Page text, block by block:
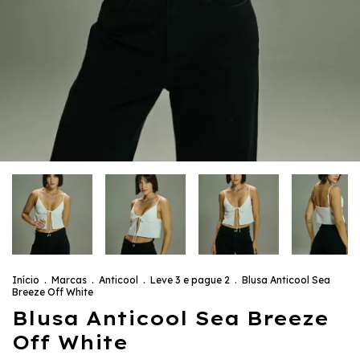
Início . Marcas . Anticool . Leve 3 e pague 2 . Blusa Anticool Sea
Breeze Off White
Blusa Anticool Sea Breeze
Off White